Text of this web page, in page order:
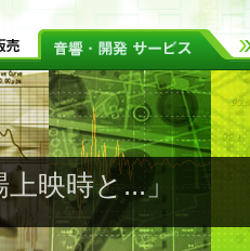
映時と...」